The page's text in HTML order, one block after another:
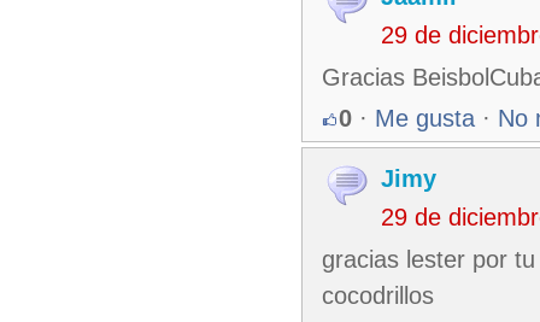
29 de
Gracias
0 · Me gusta · No
Jimy
29 de
gracias lester por
cocodrillos